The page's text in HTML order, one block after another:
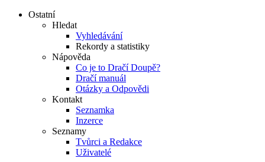
Ostatní
Hledat
Vyhledávání
Rekordy a statistiky
Nápověda
Co je to Dračí Doupě?
Dračí manuál
Otázky a Odpovědi
Kontakt
Seznamka
Inzerce
Seznamy
Tvůrci a Redakce
Uživatelé